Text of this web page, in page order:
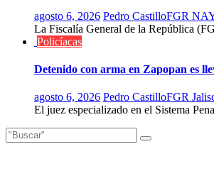
agosto 6, 2026 Pedro CastilloFGR
La Fiscalía General de la República
Policíacas
Detenido con arma en Zapopan es
agosto 6, 2026 Pedro CastilloFGR
El juez especializado en el Sistema